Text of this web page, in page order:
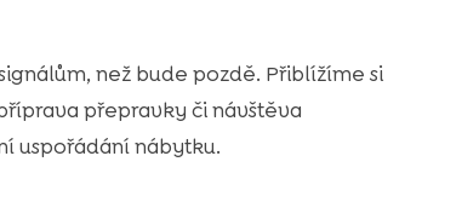
než bude pozdě. Přiblížíme si
přepravky či návštěva
uspořádání nábytku.